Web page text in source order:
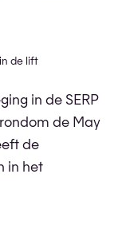
de lift
in de SERP
de May
de
in het